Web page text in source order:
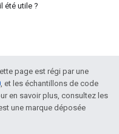
été utile ?
page est régi par une
, et les échantillons de code
en savoir plus, consultez les
une marque déposée